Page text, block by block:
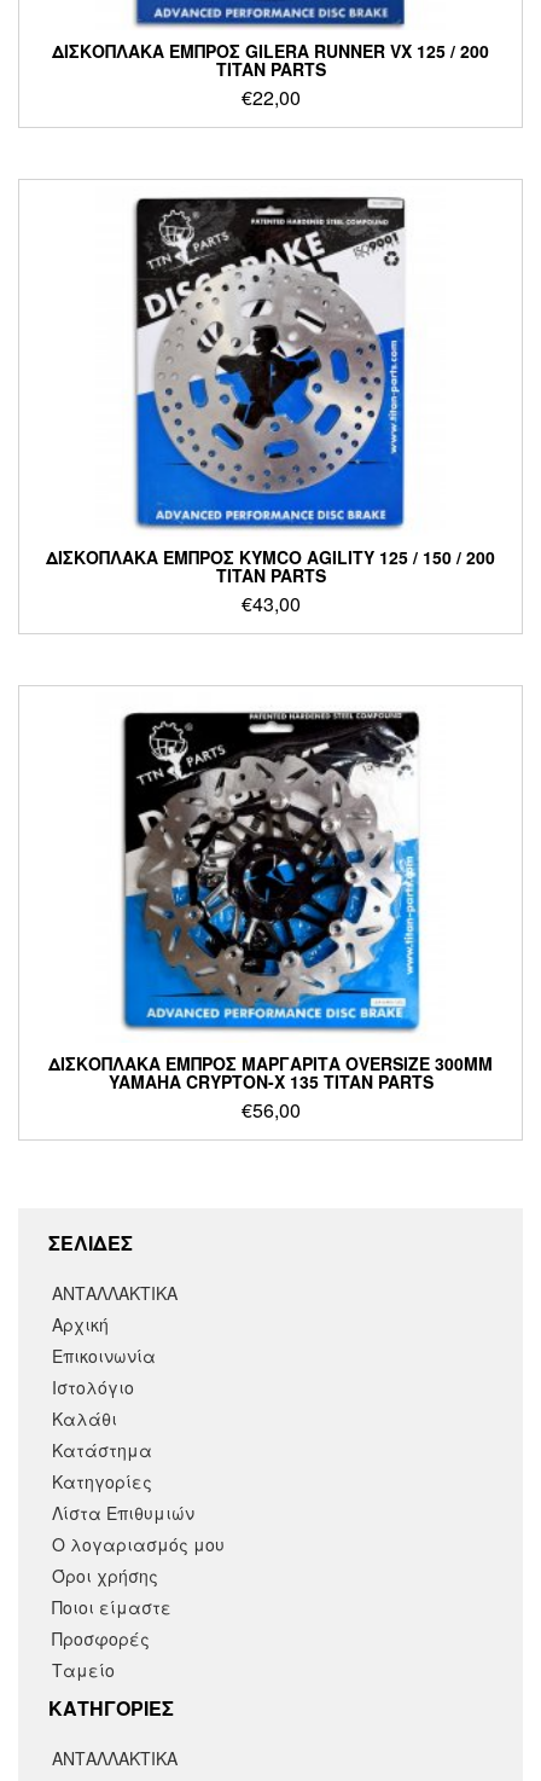
ΔΙΣΚΟΠΛΑΚΑ ΕΜΠΡΟΣ GILERA RUNNER VX 125 / 200
TITAN PARTS
€22,00
ΔΙΣΚΟΠΛΑΚΑ ΕΜΠΡΟΣ KYMCO AGILITY 125 / 150 / 200
TITAN PARTS
€43,00
ΔΙΣΚΟΠΛΑΚΑ ΕΜΠΡΟΣ ΜΑΡΓΑΡΙΤΑ OVERSIZE 300MM
YAMAHA CRYPTON-X 135 TITAN PARTS
€56,00
ΣΕΛΙΔΕΣ
ΑΝΤΑΛΛΑΚΤΙΚΑ
Αρχική
Επικοινωνία
Ιστολόγιο
Καλάθι
Κατάστημα
Κατηγορίες
Λίστα Επιθυμιών
Ο λογαριασμός μου
Όροι χρήσης
Ποιοι είμαστε
Προσφορές
Ταμείο
KΑΤΗΓΟΡΙΕΣ
ΑΝΤΑΛΛΑΚΤΙΚΆ